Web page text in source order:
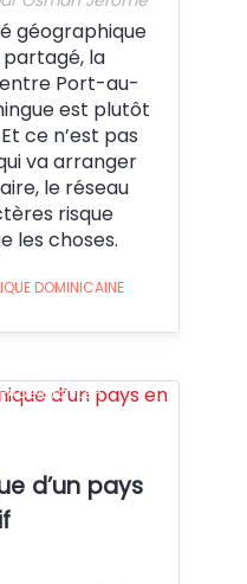
géographique
la
Port-au-
est plutôt
ce n’est pas
va arranger
le réseau
risque
les choses.
DOMINICAINE
Abélard-Le-
d’un pays